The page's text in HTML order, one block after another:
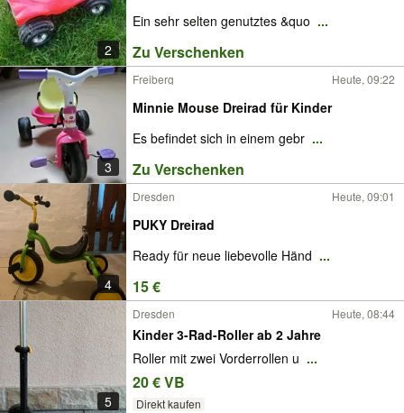
2
Ein sehr selten genutztes &quo ...
Zu Verschenken
3
Freiberg Heute, 09:22
Minnie Mouse Dreirad für Kinder
Es befindet sich in einem gebr ...
Zu Verschenken
4
Dresden Heute, 09:01
PUKY Dreirad
Ready für neue liebevolle Händ ...
15 €
5
Dresden Heute, 08:44
Kinder 3-Rad-Roller ab 2 Jahre
Roller mit zwei Vorderrollen u ...
20 € VB
Direkt kaufen